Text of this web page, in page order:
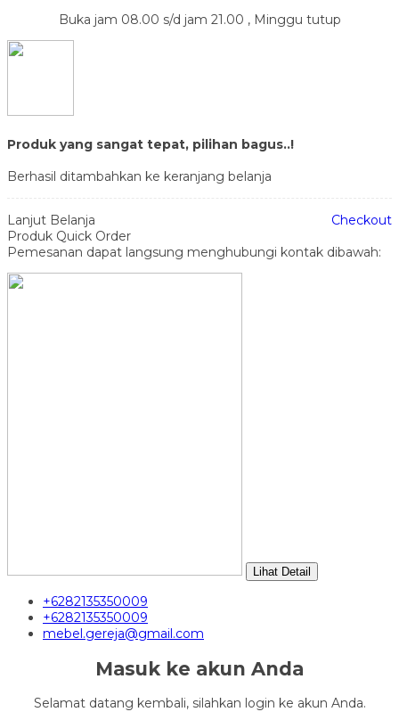
Buka jam 08.00 s/d jam 21.00 , Minggu tutup
Produk yang sangat tepat, pilihan bagus..!
Berhasil ditambahkan ke keranjang belanja
Lanjut Belanja
Checkout
Produk Quick Order
Pemesanan dapat langsung menghubungi kontak dibawah:
Lihat Detail
+6282135350009
+6282135350009
mebel.gereja@gmail.com
Masuk ke akun Anda
Selamat datang kembali, silahkan login ke akun Anda.